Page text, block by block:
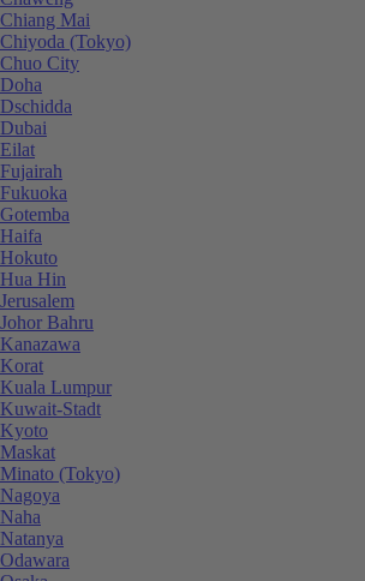
Chiang Mai
Chiyoda (Tokyo)
Chuo City
Doha
Dschidda
Dubai
Eilat
Fujairah
Fukuoka
Gotemba
Haifa
Hokuto
Hua Hin
Jerusalem
Johor Bahru
Kanazawa
Korat
Kuala Lumpur
Kuwait-Stadt
Kyoto
Maskat
Minato (Tokyo)
Nagoya
Naha
Natanya
Odawara